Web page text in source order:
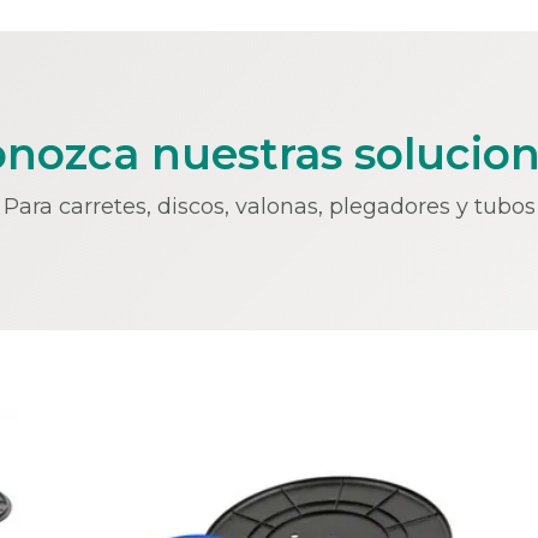
nuestras
Para carretes, discos, valonas, plegadores y tubos